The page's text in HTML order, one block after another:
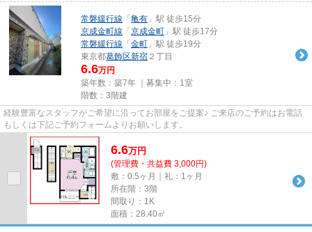
常磐緩行線 「 亀有 」駅 徒歩15分
京成金町線 「 京成金町 」駅 徒歩17分
常磐緩行線 「 金町 」駅 徒歩19分
東京都葛飾区新宿 ２丁目
6.6万円
築年数：築7年 ｜募集中： 1室
階数：3階建
経験豊富なスタッフがご希望に沿ってお部屋をご提案♪ ご来店のご予約はお電話
もしくは下記ご予約フォームよりお願いします。
6.6万円
(管理費・共益費 3,000円)
敷：0.5ヶ月｜礼：1ヶ月
所在階：3階
間取り：1K
面積：28.40㎡